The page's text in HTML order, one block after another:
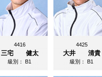
4416
三宅 健太
級別：B1
4425
大井 清貴
級別：B1